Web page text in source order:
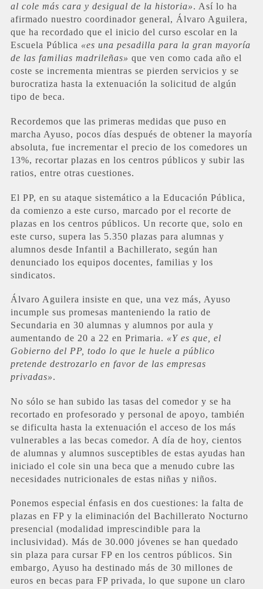
al cole más cara y desigual de la historia». Así lo ha
afirmado nuestro coordinador general, Álvaro Aguilera,
que ha recordado que el inicio del curso escolar en la
Escuela Pública «es una pesadilla para la gran mayoría
de las familias madrileñas» que ven como cada año el
coste se incrementa mientras se pierden servicios y se
burocratiza hasta la extenuación la solicitud de algún
tipo de beca.
Recordemos que las primeras medidas que puso en
marcha Ayuso, pocos días después de obtener la mayoría
absoluta, fue incrementar el precio de los comedores un
13%, recortar plazas en los centros públicos y subir las
ratios, entre otras cuestiones.
El PP, en su ataque sistemático a la Educación Pública,
da comienzo a este curso, marcado por el recorte de
plazas en los centros públicos. Un recorte que, solo en
este curso, supera las 5.350 plazas para alumnas y
alumnos desde Infantil a Bachillerato, según han
denunciado los equipos docentes, familias y los
sindicatos.
Álvaro Aguilera insiste en que, una vez más, Ayuso
incumple sus promesas manteniendo la ratio de
Secundaria en 30 alumnas y alumnos por aula y
aumentando de 20 a 22 en Primaria. «Y es que, el
Gobierno del PP, todo lo que le huele a público
pretende destrozarlo en favor de las empresas
privadas».
No sólo se han subido las tasas del comedor y se ha
recortado en profesorado y personal de apoyo, también
se dificulta hasta la extenuación el acceso de los más
vulnerables a las becas comedor. A día de hoy, cientos
de alumnas y alumnos susceptibles de estas ayudas han
iniciado el cole sin una beca que a menudo cubre las
necesidades nutricionales de estas niñas y niños.
Ponemos especial énfasis en dos cuestiones: la falta de
plazas en FP y la eliminación del Bachillerato Nocturno
presencial (modalidad imprescindible para la
inclusividad). Más de 30.000 jóvenes se han quedado
sin plaza para cursar FP en los centros públicos. Sin
embargo, Ayuso ha destinado más de 30 millones de
euros en becas para FP privada, lo que supone un claro